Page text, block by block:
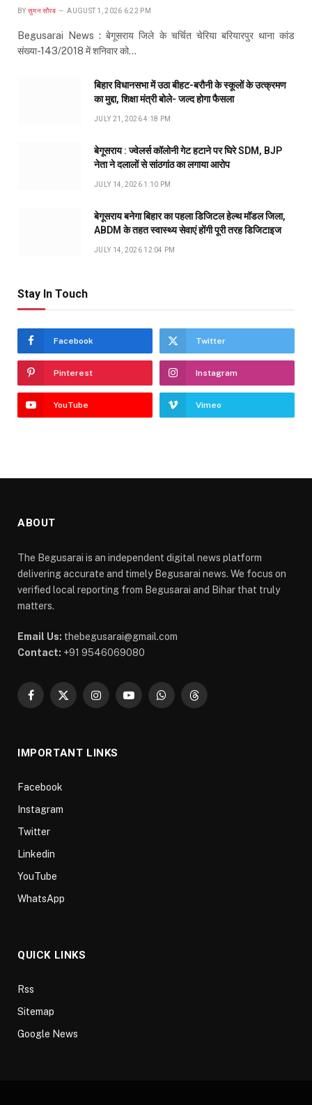
BY सुमन सौरब AUGUST 1, 2026 6:22 PM
Begusarai News : बेगूसराय जिले के चर्चित चेरिया बरियारपुर थाना कांड
संख्या-143/2018 में शनिवार को…
बिहार विधानसभा में उठा बीहट-बरौनी के स्कूलों के उत्क्रमण
का मुद्दा, शिक्षा मंत्री बोले- जल्द होगा फैसला
JULY 21, 2026 4:18 PM
बेगूसराय : ज्वेलर्स कॉलोनी गेट हटाने पर घिरे SDM, BJP
नेता ने दलालों से सांठगांठ का लगाया आरोप
JULY 14, 2026 1:10 PM
बेगूसराय बनेगा बिहार का पहला डिजिटल हेल्थ मॉडल जिला,
ABDM के तहत स्वास्थ्य सेवाएं होंगी पूरी तरह डिजिटाइज
JULY 14, 2026 12:04 PM
Stay In Touch
Facebook Twitter
Pinterest Instagram
YouTube Vimeo
ABOUT
The Begusarai is an independent digital news platform
delivering accurate and timely Begusarai news. We focus on
verified local reporting from Begusarai and Bihar that truly
matters.
Email Us: thebegusarai@gmail.com
Contact: +91 9546069080
Facebook
X
InstagramYouTubeWhatsAppThreads
IMPORTANT LINKS
Facebook
Instagram
Twitter
Linkedin
YouTube
WhatsApp
QUICK LINKS
Rss
Sitemap
Google News